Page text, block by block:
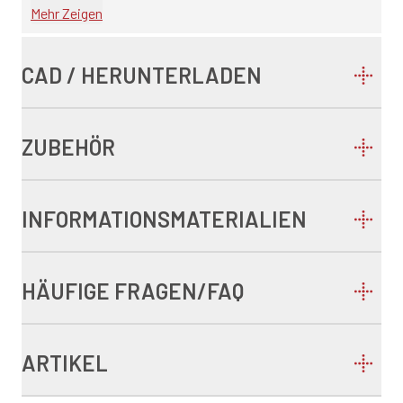
Mehr Zeigen
CAD / HERUNTERLADEN
ZUBEHÖR
INFORMATIONSMATERIALIEN
HÄUFIGE FRAGEN/FAQ
ARTIKEL